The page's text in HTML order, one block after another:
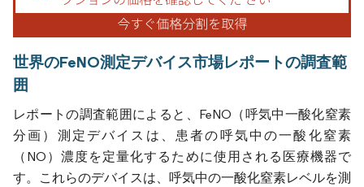
世界のFeNO測定デバイス市場レポートの調査範
囲
レポートの調査範囲によると、FeNO（呼気中一酸化窒素
分画）測定デバイスは、患者の呼気中の一酸化窒素
（NO）濃度を定量化するために使用される医療機器で
す。これらのデバイスは、呼気中の一酸化窒素レベルを測